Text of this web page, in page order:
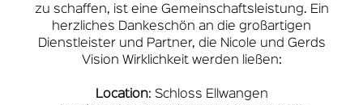
zu schaffen, ist eine Gemeinschaftsleistung. Ein
herzliches Dankeschön an die großartigen
Dienstleister und Partner, die Nicole und Gerds
Vision Wirklichkeit werden ließen:
Location: Schloss Ellwangen